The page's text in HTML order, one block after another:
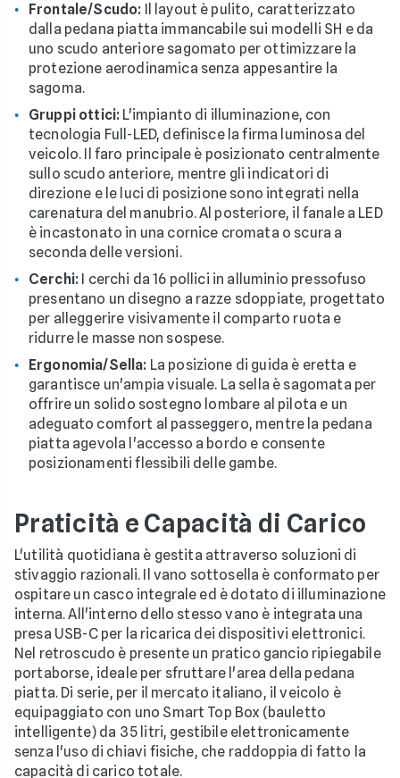
Frontale/Scudo: Il layout è pulito, caratterizzato
dalla pedana piatta immancabile sui modelli SH e da
uno scudo anteriore sagomato per ottimizzare la
protezione aerodinamica senza appesantire la
sagoma.
Gruppi ottici: L'impianto di illuminazione, con
tecnologia Full-LED, definisce la firma luminosa del
veicolo. Il faro principale è posizionato centralmente
sullo scudo anteriore, mentre gli indicatori di
direzione e le luci di posizione sono integrati nella
carenatura del manubrio. Al posteriore, il fanale a LED
è incastonato in una cornice cromata o scura a
seconda delle versioni.
Cerchi: I cerchi da 16 pollici in alluminio pressofuso
presentano un disegno a razze sdoppiate, progettato
per alleggerire visivamente il comparto ruota e
ridurre le masse non sospese.
Ergonomia/Sella: La posizione di guida è eretta e
garantisce un'ampia visuale. La sella è sagomata per
offrire un solido sostegno lombare al pilota e un
adeguato comfort al passeggero, mentre la pedana
piatta agevola l'accesso a bordo e consente
posizionamenti flessibili delle gambe.
Praticità e Capacità di Carico
L'utilità quotidiana è gestita attraverso soluzioni di
stivaggio razionali. Il vano sottosella è conformato per
ospitare un casco integrale ed è dotato di illuminazione
interna. All'interno dello stesso vano è integrata una
presa USB-C per la ricarica dei dispositivi elettronici.
Nel retroscudo è presente un pratico gancio ripiegabile
portaborse, ideale per sfruttare l'area della pedana
piatta. Di serie, per il mercato italiano, il veicolo è
equipaggiato con uno Smart Top Box (bauletto
intelligente) da 35 litri, gestibile elettronicamente
senza l'uso di chiavi fisiche, che raddoppia di fatto la
capacità di carico totale.